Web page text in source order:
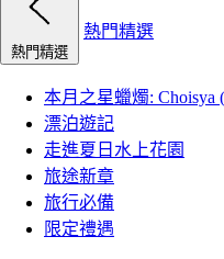
熱門精選
熱門精選
本月之星蠟燭: Choisya
漂泊遊記
走進夏日水上花園
旅途新章
旅行必備
限定禮遇